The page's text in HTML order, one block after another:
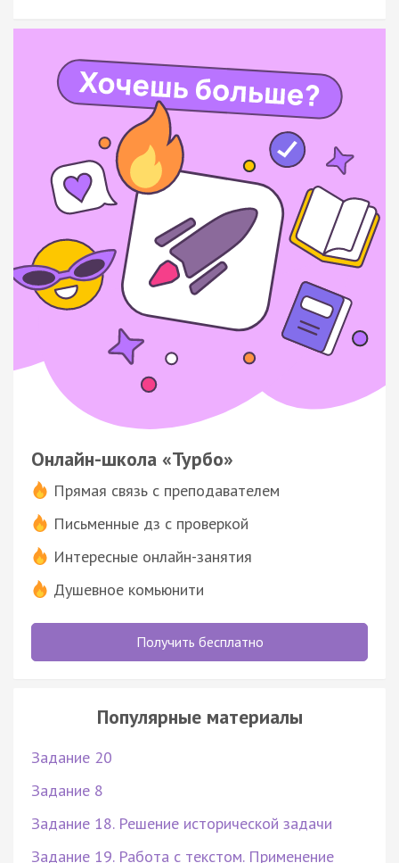
Онлайн-школа «Турбо»
Прямая связь с преподавателем
Письменные дз с проверкой
Интересные онлайн-занятия
Душевное комьюнити
Получить бесплатно
Популярные материалы
Задание 20
Задание 8
Задание 18. Решение исторической задачи
Задание 19. Работа с текстом. Применение